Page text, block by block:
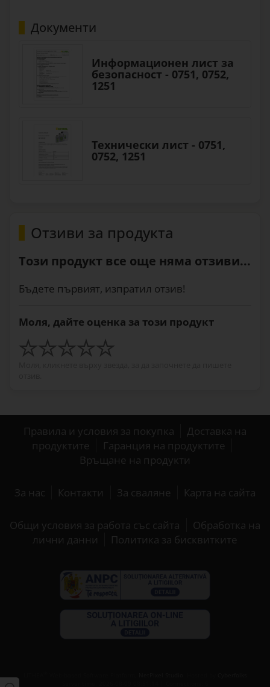
Документи
Информационен лист за
безопасност - 0751, 0752,
1251
Технически лист - 0751,
0752, 1251
Отзиви за продукта
Този продукт все още няма отзиви...
Бъдете първият, изпратил отзив!
Моля, дайте оценка за този продукт
Правила и условия за покупка
Доставка на
продуктите
Гаранция на продуктите
Връщане на продукти
За нас Контакти За сваляне Карта на сайта
Общи условия за работа със сайта
Обработка на
лични данни
Политика за бисквитките